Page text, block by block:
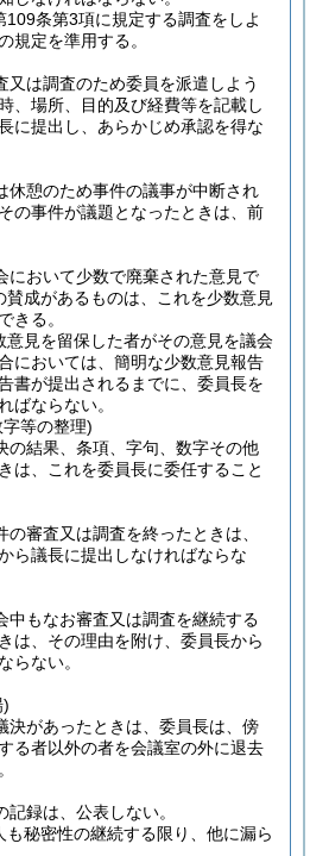
条第3項に規定する調査をしよ
規定を準用する。
又は調査のため委員を派遣しよう
、場所、目的及び経費等を記載し
に提出し、あらかじめ承認を得な
休憩のため事件の議事が中断され
の事件が議題となったときは、前
において少数で廃棄された意見で
成があるものは、これを少数意見
きる。
意見を留保した者がその意見を議会
においては、簡明な少数意見報告
書が提出されるまでに、委員長を
ばならない。
等の整理)
の結果、条項、字句、数字その他
は、これを委員長に委任すること
の審査又は調査を終ったときは、
ら議長に提出しなければならな
中もなお審査又は調査を継続する
は、その理由を附け、委員長から
らない。
)
決があったときは、委員長は、傍
る者以外の者を会議室の外に退去
記録は、公表しない。
秘密性の継続する限り、他に漏ら